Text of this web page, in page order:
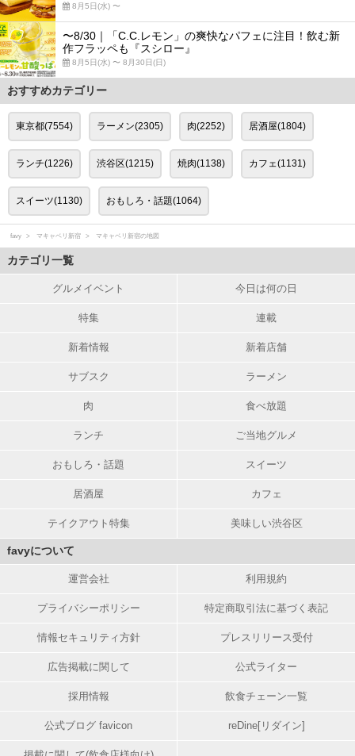
8月5日(水) 〜
〜8/30｜「C.C.レモン」の爽快なパフェに注目！飲む新
作フラッペも『スシロー』
8月5日(水) 〜 8月30日(日)
おすすめカテゴリー
東京都(7554) ラーメン(2305) 肉(2252) 居酒屋(1804)
ランチ(1226) 渋谷区(1215) 焼肉(1138) カフェ(1131)
スイーツ(1130) おもしろ・話題(1064)
favy マキャベリ新宿 マキャベリ新宿の地図
カテゴリ一覧
グルメイベント 今日は何の日
特集 連載
新着情報 新着店舗
サブスク ラーメン
肉 食べ放題
ランチ ご当地グルメ
おもしろ・話題 スイーツ
居酒屋 カフェ
テイクアウト特集 美味しい渋谷区
favyについて
運営会社 利用規約
プライバシーポリシー 特定商取引法に基づく表記
情報セキュリティ方針 プレスリリース受付
広告掲載に関して 公式ライター
採用情報 飲食チェーン一覧
公式ブログ favicon reDine[リダイン]